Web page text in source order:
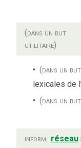
(dans un but
utilitaire)
(dans un
lexicales de
(dans un
inform. réseau